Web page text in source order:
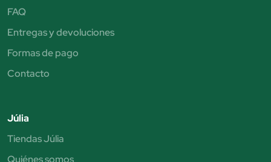
FAQ
Entregas y devoluciones
Formas de pago
Contacto
Júlia
Tiendas Júlia